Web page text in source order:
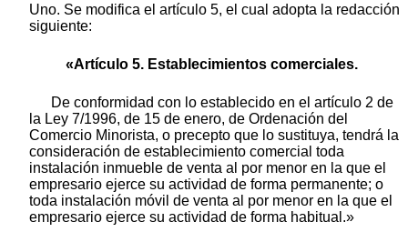
Uno. Se modifica el artículo 5, el cual adopta la redacción
siguiente:
«Artículo 5. Establecimientos comerciales.
De conformidad con lo establecido en el artículo 2 de
la Ley 7/1996, de 15 de enero, de Ordenación del
Comercio Minorista, o precepto que lo sustituya, tendrá la
consideración de establecimiento comercial toda
instalación inmueble de venta al por menor en la que el
empresario ejerce su actividad de forma permanente; o
toda instalación móvil de venta al por menor en la que el
empresario ejerce su actividad de forma habitual.»